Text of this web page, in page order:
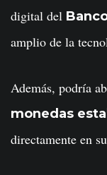
digital del
amplio de la
Además, podría
monedas
directamente en